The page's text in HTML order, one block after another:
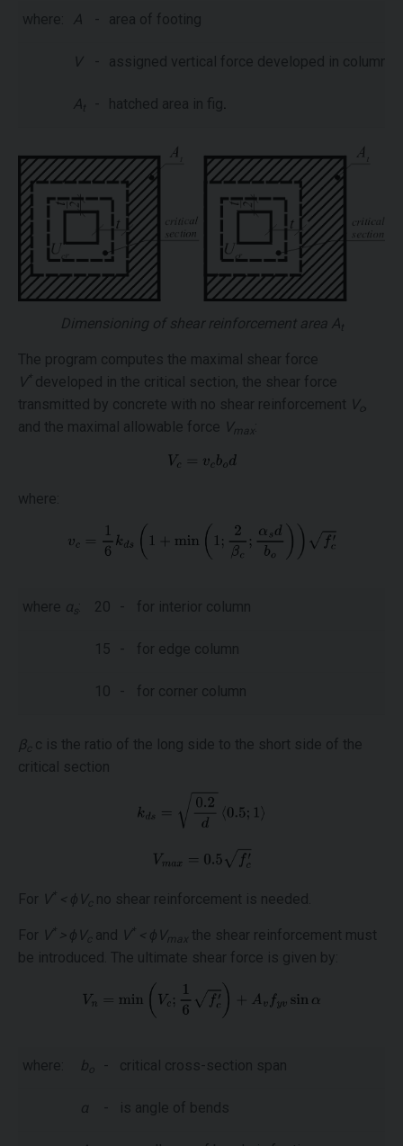
where: A - area of footing
V - assigned vertical force developed in column
At - hatched area in fig.
Dimensioning of shear reinforcement area At
The program computes the maximal shear force
V* developed in the critical section, the shear force
transmitted by concrete with no shear reinforcement V ,
and the maximal allowable force Vmax
where:
where αs 20 - for interior column
15 - for edge column
10 - for corner column
β c is the ratio of the long side to the short side of the
critical section
For V* < ϕV no shear reinforcement is needed.
For V* > ϕV and V* < ϕVmax the shear reinforcement must
be introduced. The ultimate shear force is given by:
where: b - critical cross-section span
α - is angle of bends